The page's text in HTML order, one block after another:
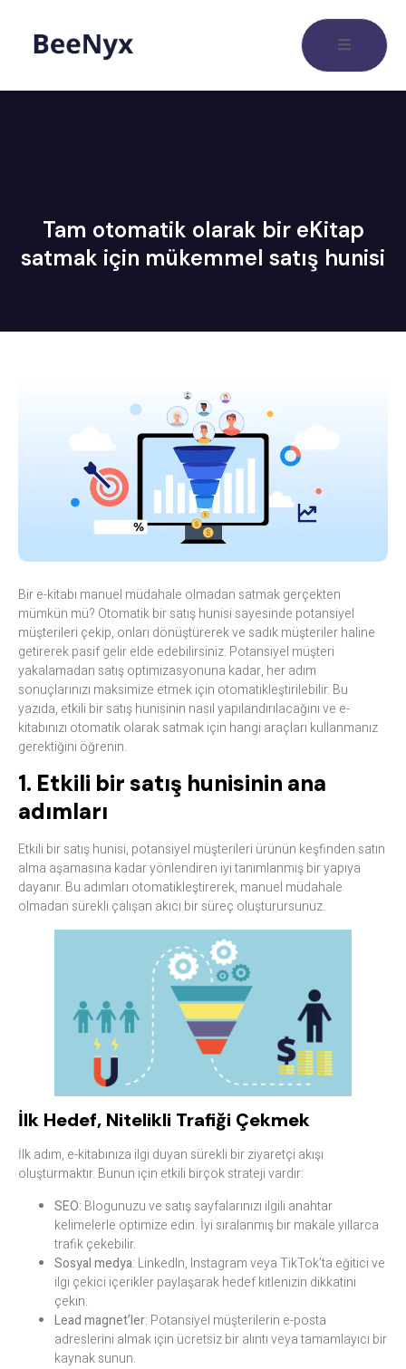
Tam otomatik olarak bir eKitap
satmak için mükemmel satış hunisi
Bir e-kitabı manuel müdahale olmadan satmak gerçekten
mümkün mü? Otomatik bir satış hunisi sayesinde potansiyel
müşterileri çekip, onları dönüştürerek ve sadık müşteriler haline
getirerek pasif gelir elde edebilirsiniz. Potansiyel müşteri
yakalamadan satış optimizasyonuna kadar, her adım
sonuçlarınızı maksimize etmek için otomatikleştirilebilir. Bu
yazıda, etkili bir satış hunisinin nasıl yapılandırılacağını ve e-
kitabınızı otomatik olarak satmak için hangi araçları kullanmanız
gerektiğini öğrenin.
1. Etkili bir satış hunisinin ana
adımları
Etkili bir satış hunisi, potansiyel müşterileri ürünün keşfinden satın
alma aşamasına kadar yönlendiren iyi tanımlanmış bir yapıya
dayanır. Bu adımları otomatikleştirerek, manuel müdahale
olmadan sürekli çalışan akıcı bir süreç oluşturursunuz.
İlk Hedef, Nitelikli Trafiği Çekmek
İlk adım, e-kitabınıza ilgi duyan sürekli bir ziyaretçi akışı
oluşturmaktır. Bunun için etkili birçok strateji vardır:
SEO: Blogunuzu ve satış sayfalarınızı ilgili anahtar
kelimelerle optimize edin. İyi sıralanmış bir makale yıllarca
trafik çekebilir.
Sosyal medya: LinkedIn, Instagram veya TikTok’ta eğitici ve
ilgi çekici içerikler paylaşarak hedef kitlenizin dikkatini
çekin.
Lead magnet’ler: Potansiyel müşterilerin e-posta
adreslerini almak için ücretsiz bir alıntı veya tamamlayıcı bir
kaynak sunun.